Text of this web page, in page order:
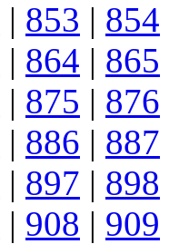
| 853 | 854
| 864 | 865
| 875 | 876
| 886 | 887
| 897 | 898
| 908 | 909